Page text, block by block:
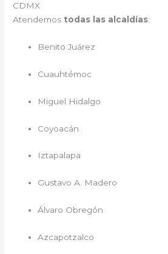
CDMX
Atendemos todas las alcaldías:
Benito Juárez
Cuauhtémoc
Miguel Hidalgo
Coyoacán
Iztapalapa
Gustavo A. Madero
Álvaro Obregón
Azcapotzalco